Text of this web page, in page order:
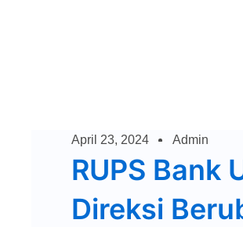
April 23, 2024 Admin
RUPS Bank
Direksi